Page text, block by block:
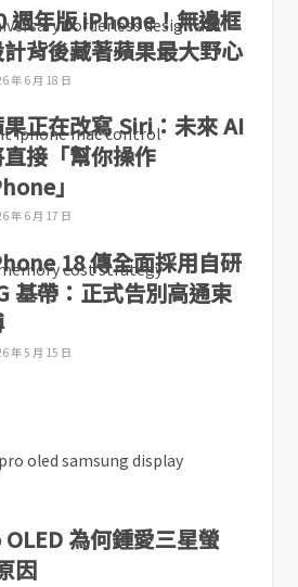
週年版 iPhone！無邊框
背後藏著蘋果最大野心
年 6 月 18 日
正在改寫 Siri：未來 AI
接「幫你操作
」
年 6 月 17 日
18 傳全面採用自研
基帶：正式告別高通束
年 5 月 15 日
為何鍾愛三星螢
因